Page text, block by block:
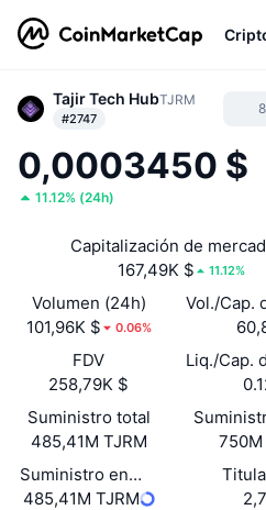
Tajir Tech HubTJRM
#2747
0,0003450 $
11.12% (24h)
Capitalización de
167,49K $
11.12%
Volumen (24h)
101,96K $
0.06%
Vol./Cap.
FDV
258,79K $
Liq./Cap.
Suministro total
485,41M TJRM
750M
Suministro en circulación
485,41M TJRM